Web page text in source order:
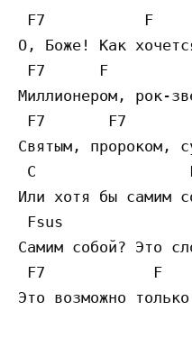
F7           F
О, Боже! Как
F7      F
Миллионером, рок-
F7       F7
Святым, пророком,
C
Или хотя бы самим
Fsus
Самим собой? Это
F7            F
Это возможно